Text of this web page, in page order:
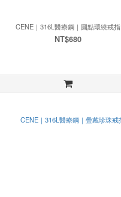
CENE｜316L醫療鋼｜圓點環繞戒指
NT$680